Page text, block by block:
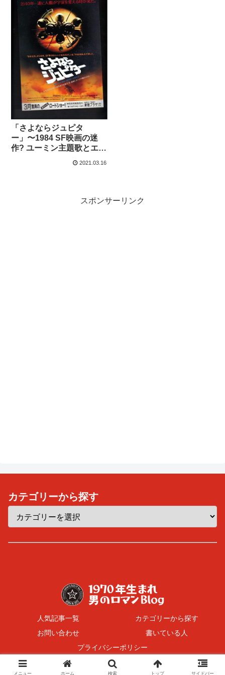
「さよならジュピタ
ー」〜1984 SF映画の迷
作? ユーミン主題歌とエヴ
2021.03.16
スポンサーリンク
カテゴリーから探す
人気記事一覧
カテゴリーから探す
お問い合わせ
書いている人
プライバシーポリシー
© 2017 1970年生まれ 男のロマンBlog.
メニュー ホーム 検索 トップ サイドバー